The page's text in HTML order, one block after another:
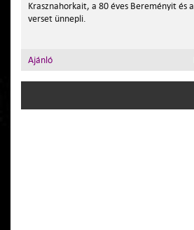
Krasznahorkait, a 80 éves Bereményit és a
verset ünnepli.
Ajánló